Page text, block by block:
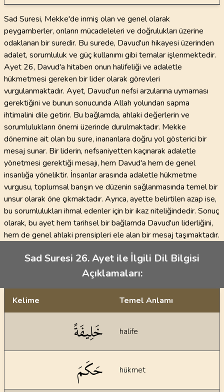
Sad Suresi, Mekke'de inmiş olan ve genel olarak
peygamberler, onların mücadeleleri ve doğrulukları üzerine
odaklanan bir suredir. Bu surede, Davud'un hikayesi üzerinden
adalet, sorumluluk ve güç kullanımı gibi temalar işlenmektedir.
Ayet 26, Davud'a hitaben onun halifeliği ve adaletle
hükmetmesi gereken bir lider olarak görevleri
vurgulanmaktadır. Ayet, Davud'un nefsi arzularına uymaması
gerektiğini ve bunun sonucunda Allah yolundan sapma
ihtimalini dile getirir. Bu bağlamda, ahlaki değerlerin ve
sorumlulukların önemi üzerinde durulmaktadır. Mekke
dönemine ait olan bu sure, inananlara doğru yol gösterici bir
mesaj sunar. Bir liderin, nefsaniyetten kaçınarak adaletle
yönetmesi gerektiği mesajı, hem Davud'a hem de genel
insanlığa yöneliktir. İnsanlar arasında adaletle hükmetme
vurgusu, toplumsal barışın ve düzenin sağlanmasında temel bir
unsur olarak öne çıkmaktadır. Ayrıca, ayette belirtilen azap ise,
bu sorumlulukları ihmal edenler için bir ikaz niteliğindedir. Sonuç
olarak, bu ayet hem tarihsel bir bağlamda Davud'un liderliğini,
hem de genel ahlaki prensipleri ele alan bir mesaj taşımaktadır.
Sad Suresi 26. Ayet ile İlgili Dil Bilgisi
Açıklamaları:
Kelime Temel Anlamı
خَلِيفَةً halife
حَكَمَ hükmet